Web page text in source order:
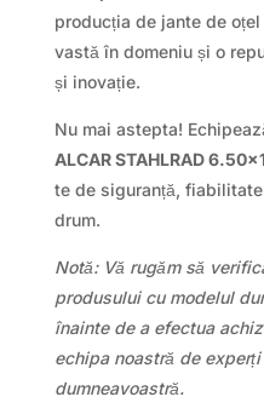
producția de jante de
vastă în domeniu și o
și inovație.
Nu mai astepta!
ALCAR STAHLRAD
te de siguranță,
drum.
Notă: Vă rugăm să
produsului cu modelul
înainte de a efectua
echipa noastră de
dumneavoastră.